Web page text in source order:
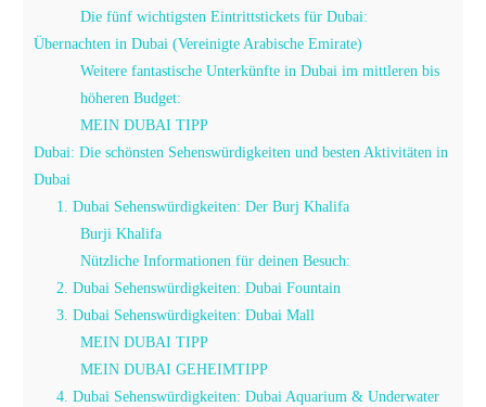
Die fünf wichtigsten Eintrittstickets für Dubai:
Übernachten in Dubai (Vereinigte Arabische Emirate)
Weitere fantastische Unterkünfte in Dubai im mittleren bis
höheren Budget:
MEIN DUBAI TIPP
Dubai: Die schönsten Sehenswürdigkeiten und besten Aktivitäten in
Dubai
1. Dubai Sehenswürdigkeiten: Der Burj Khalifa
Burji Khalifa
Nützliche Informationen für deinen Besuch:
2. Dubai Sehenswürdigkeiten: Dubai Fountain
3. Dubai Sehenswürdigkeiten: Dubai Mall
MEIN DUBAI TIPP
MEIN DUBAI GEHEIMTIPP
4. Dubai Sehenswürdigkeiten: Dubai Aquarium & Underwater